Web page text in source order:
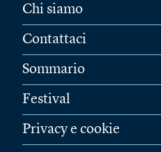
Chi siamo
Contattaci
Sommario
Festival
Privacy e cookie